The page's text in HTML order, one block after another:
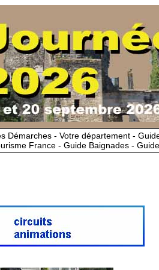
Démarches - Votre département -
France - Guide Baignades -